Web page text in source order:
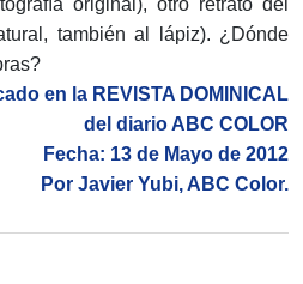
también al lápiz). ¿Dónde
en la REVISTA DOMINICAL
del diario ABC COLOR
Fecha: 13 de Mayo de 2012
Por Javier Yubi, ABC Color.